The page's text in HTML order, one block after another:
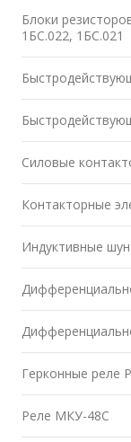
Блоки
1БС.022, 1БС.021
Силовые
Контакторные
Индуктивные
Герконные
Реле МКУ-48С